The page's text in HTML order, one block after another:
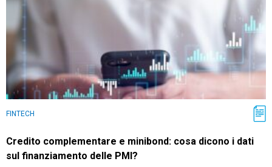
FINTECH
Credito complementare e minibond: cosa dicono i dati
sul finanziamento delle PMI?